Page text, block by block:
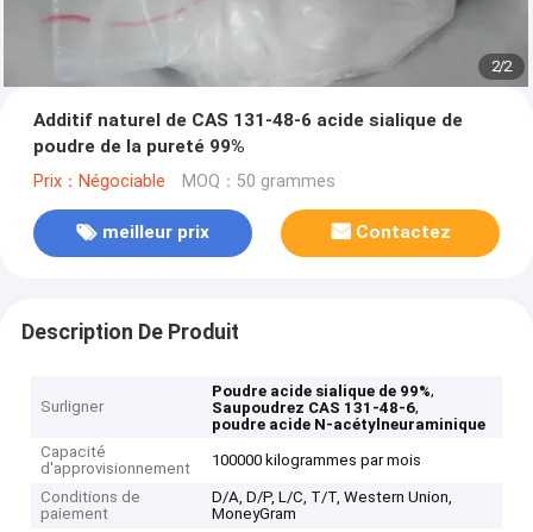
2/2
Additif naturel de CAS 131-48-6 acide sialique de
poudre de la pureté 99%
Prix：Négociable MOQ：50 grammes
meilleur prix Contactez
Description De Produit
Surligner
Poudre acide sialique de 99%,
Saupoudrez CAS 131-48-6,
poudre acide N-acétylneuraminique
Capacité
d'approvisionnement
100000 kilogrammes par mois
Conditions de
paiement
D/A, D/P, L/C, T/T, Western Union,
MoneyGram